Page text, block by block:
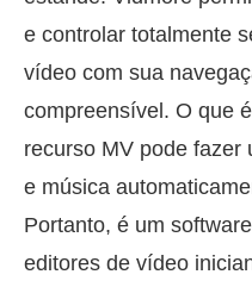
e controlar totalmente
vídeo com sua
compreensível. O que
recurso MV pode fazer
e música
Portanto, é um
editores de vídeo